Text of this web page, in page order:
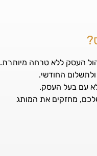
העסק ללא טרחה מיותרת.
החודשי.
עם בעל העסק.
מחזקים את המותג